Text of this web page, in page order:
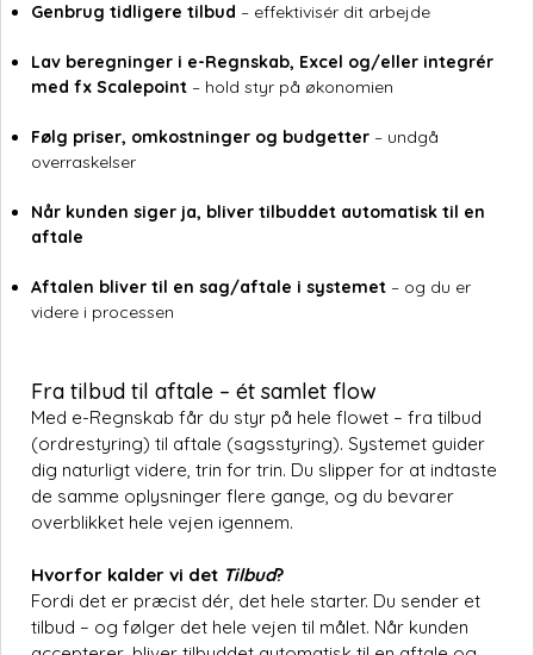
Genbrug tidligere tilbud – effektivisér dit arbejde
Lav beregninger i e-Regnskab, Excel og/eller integrér
med fx Scalepoint – hold styr på økonomien
Følg priser, omkostninger og budgetter – undgå
overraskelser
Når kunden siger ja, bliver tilbuddet automatisk til en
aftale
Aftalen bliver til en sag/aftale i systemet – og du er
videre i processen
Fra tilbud til aftale – ét samlet flow
Med e-Regnskab får du styr på hele flowet – fra tilbud
(ordrestyring) til aftale (sagsstyring). Systemet guider
dig naturligt videre, trin for trin. Du slipper for at indtaste
de samme oplysninger flere gange, og du bevarer
overblikket hele vejen igennem.
Hvorfor kalder vi det Tilbud?
Fordi det er præcist dér, det hele starter. Du sender et
tilbud – og følger det hele vejen til målet. Når kunden